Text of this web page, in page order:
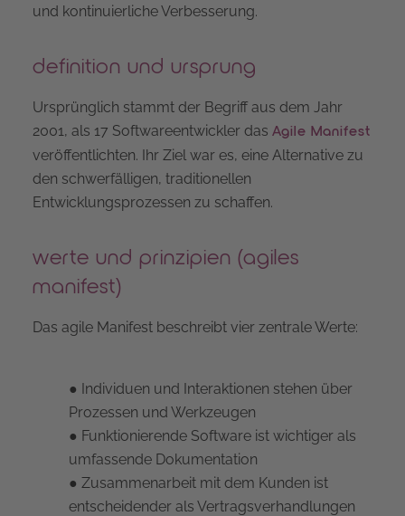
und kontinuierliche Verbesserung.
definition und ursprung
Ursprünglich stammt der Begriff aus dem Jahr
2001, als 17 Softwareentwickler das Agile Manifest
veröffentlichten. Ihr Ziel war es, eine Alternative zu
den schwerfälligen, traditionellen
Entwicklungsprozessen zu schaffen.
werte und prinzipien (agiles
manifest)
Das agile Manifest beschreibt vier zentrale Werte:
● Individuen und Interaktionen stehen über
Prozessen und Werkzeugen
● Funktionierende Software ist wichtiger als
umfassende Dokumentation
● Zusammenarbeit mit dem Kunden ist
entscheidender als Vertragsverhandlungen